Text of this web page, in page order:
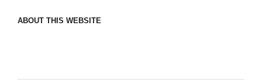
ABOUT THIS WEBSITE